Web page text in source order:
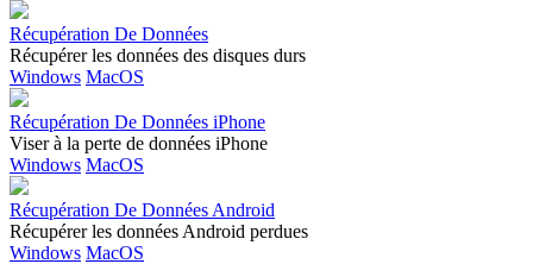
Récupération De Données
Récupérer les données des disques durs
Windows MacOS
Récupération De Données iPhone
Viser à la perte de données iPhone
Windows MacOS
Récupération De Données Android
Récupérer les données Android perdues
Windows MacOS